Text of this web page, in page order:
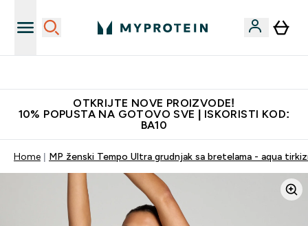
OTKRIJTE NOVE PROIZVODE!
10% POPUSTA NA GOTOVO SVE | ISKORISTI KOD:
BA10
Home MP ženski Tempo Ultra grudnjak sa bretelama - aqua